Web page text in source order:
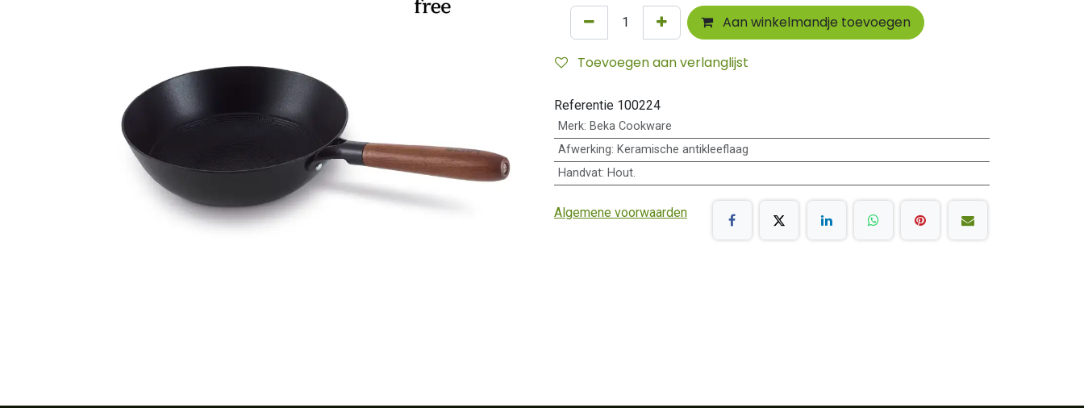
Aan winkelmandje toevoegen
Toevoegen aan verlanglijst
Referentie 100224
Merk: Beka Cookware
Afwerking: Keramische antikleeflaag
Handvat: Hout.
Algemene voorwaarden